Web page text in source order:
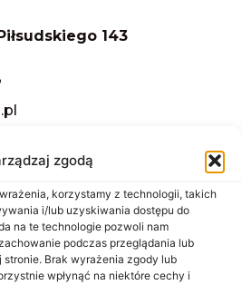
zgodą
korzystamy z technologii, takich
i/lub uzyskiwania dostępu do
na te technologie pozwoli nam
podczas przeglądania lub
Brak wyrażenia zgody lub
wpłynąć na niektóre cechy i
143